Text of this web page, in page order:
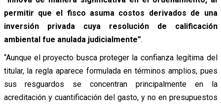
permitir que el fisco asuma costos derivados de una
inversión privada cuya resolución de calificación
ambiental fue anulada judicialmente”.
“Aunque el proyecto busca proteger la confianza legítima del
titular, la regla aparece formulada en términos amplios, pues
sus resguardos se concentran principalmente en la
acreditación y cuantificación del gasto, y no en presupuestos